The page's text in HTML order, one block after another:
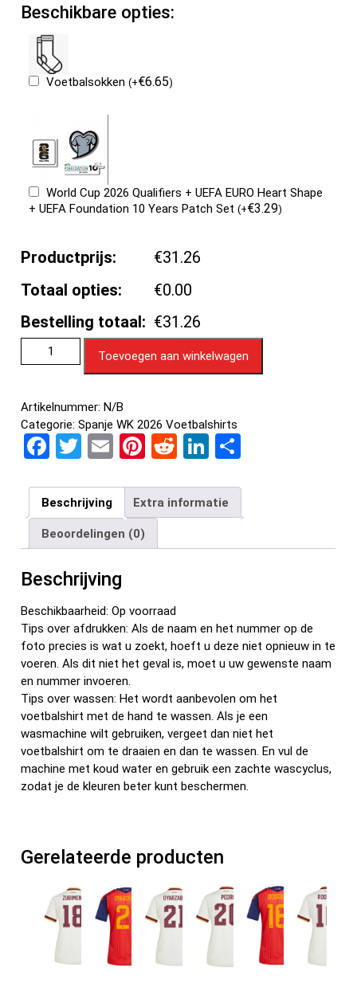
Beschikbare opties:
Voetbalsokken(+€6.65)
World Cup 2026 Qualifiers + UEFA EURO Heart Shape
+ UEFA Foundation 10 Years Patch Set(+€3.29)
Productprijs:
€31.26
Totaal opties:
€0.00
Bestelling totaal: €31.26
Toevoegen aan winkelwagen
Artikelnummer:N/B
Categorie:Spanje WK 2026 Voetbalshirts
F
ce
b
o
o
k
T
tt
er
E
ail
Pi
er
es
t
R
d
di
t
Li
ke
dI
n
e
n
Beschrijving Extra informatie
Beoordelingen (0)
Beschrijving
Beschikbaarheid: Op voorraad
Tips over afdrukken: Als de naam en het nummer op de
foto precies is wat u zoekt, hoeft u deze niet opnieuw in te
voeren. Als dit niet het geval is, moet u uw gewenste naam
en nummer invoeren.
Tips over wassen: Het wordt aanbevolen om het
voetbalshirt met de hand te wassen. Als je een
wasmachine wilt gebruiken, vergeet dan niet het
voetbalshirt om te draaien en dan te wassen. En vul de
machine met koud water en gebruik een zachte wascyclus,
zodat je de kleuren beter kunt beschermen.
Gerelateerde producten